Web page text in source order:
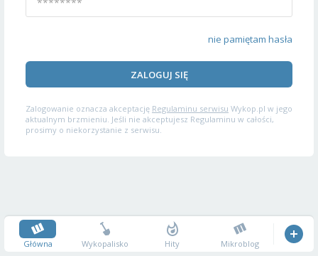
nie pamiętam hasła
ZALOGUJ SIĘ
Zalogowanie oznacza akceptację Regulaminu serwisu Wykop.pl w jego
aktualnym brzmieniu. Jeśli nie akceptujesz Regulaminu w całości,
prosimy o niekorzystanie z serwisu.
Główna Wykopalisko Hity Mikroblog